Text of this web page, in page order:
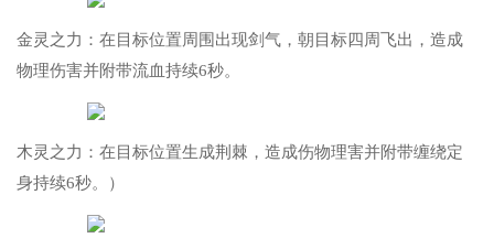
金灵之力：在目标位置周围出现剑气，朝目标四周飞出，造成
物理伤害并附带流血持续6秒。
木灵之力：在目标位置生成荆棘，造成伤物理害并附带缠绕定
身持续6秒。）